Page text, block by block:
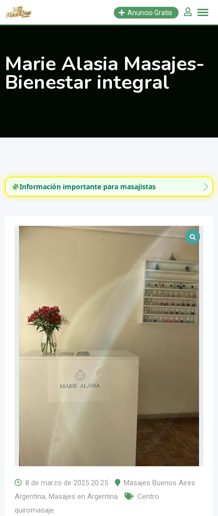
Saltar
Anuncio Gratis
Marie Alasia Masajes-
Bienestar integral
Información importante para masajistas
8 de marzo de 2025 20:25
Masajes Buenos Aires
Argentina, Masajes en Argentina
Centro
quiromasaje